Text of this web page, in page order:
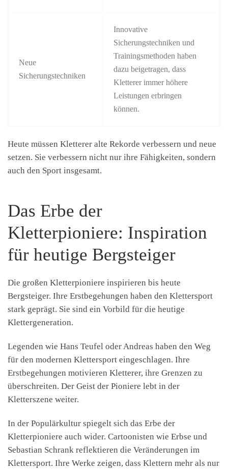
Neue
Sicherungstechniken
Innovative
Sicherungstechniken und
Trainingsmethoden haben
dazu beigetragen, dass
Kletterer immer höhere
Leistungen erbringen
können.
Heute müssen Kletterer alte Rekorde verbessern und neue
setzen. Sie verbessern nicht nur ihre Fähigkeiten, sondern
auch den Sport insgesamt.
Das Erbe der
Kletterpioniere: Inspiration
für heutige Bergsteiger
Die großen Kletterpioniere inspirieren bis heute
Bergsteiger. Ihre Erstbegehungen haben den Klettersport
stark geprägt. Sie sind ein Vorbild für die heutige
Klettergeneration.
Legenden wie Hans Teufel oder Andreas haben den Weg
für den modernen Klettersport eingeschlagen. Ihre
Erstbegehungen motivieren Kletterer, ihre Grenzen zu
überschreiten. Der Geist der Pioniere lebt in der
Kletterszene weiter.
In der Populärkultur spiegelt sich das Erbe der
Kletterpioniere auch wider. Cartoonisten wie Erbse und
Sebastian Schrank reflektieren die Veränderungen im
Klettersport. Ihre Werke zeigen, dass Klettern mehr als nur